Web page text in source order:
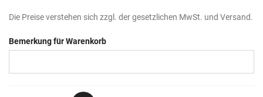
Die Preise verstehen sich zzgl. der gesetzlichen MwSt. und Versand.
Bemerkung für Warenkorb